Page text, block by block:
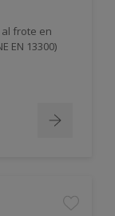
frote en
EN 13300)